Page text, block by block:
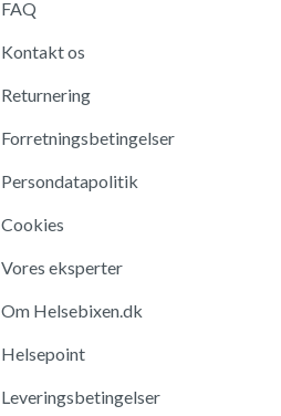
FAQ
Kontakt os
Returnering
Forretningsbetingelser
Persondatapolitik
Cookies
Vores eksperter
Om Helsebixen.dk
Helsepoint
Leveringsbetingelser